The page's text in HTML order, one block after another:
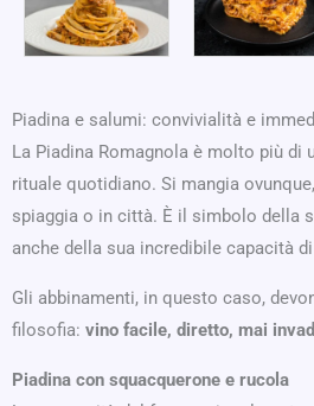
Piadina e salumi: convivialità e
La Piadina Romagnola è molto più di
rituale quotidiano. Si mangia
spiaggia o in città. È il simbolo della
anche della sua incredibile capacità
Gli abbinamenti, in questo caso,
filosofia: vino facile, diretto, mai
Piadina con squacquerone e rucola